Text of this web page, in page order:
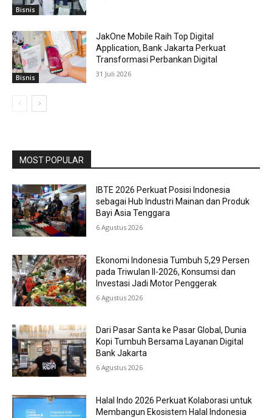
Bisnis
Bisnis
JakOne Mobile Raih Top Digital
Application, Bank Jakarta Perkuat
Transformasi Perbankan Digital
31 Juli 2026
MOST POPULAR
IBTE 2026 Perkuat Posisi Indonesia
sebagai Hub Industri Mainan dan Produk
Bayi Asia Tenggara
6 Agustus 2026
Ekonomi Indonesia Tumbuh 5,29 Persen
pada Triwulan II-2026, Konsumsi dan
Investasi Jadi Motor Penggerak
6 Agustus 2026
Dari Pasar Santa ke Pasar Global, Dunia
Kopi Tumbuh Bersama Layanan Digital
Bank Jakarta
6 Agustus 2026
Halal Indo 2026 Perkuat Kolaborasi untuk
Membangun Ekosistem Halal Indonesia